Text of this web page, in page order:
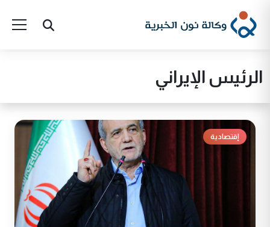
الرئيس الإيراني
إقتصادية